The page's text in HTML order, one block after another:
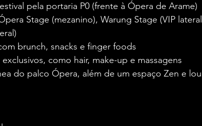
pela portaria P0 (frente à Ópera de Arame)
Stage (mezanino), Warung Stage (VIP
brunch, snacks e finger foods
como hair, make-up e massagens
do palco Ópera, além de um espaço Zen e